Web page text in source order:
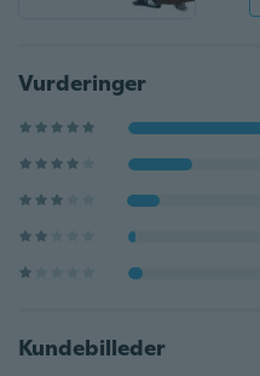
Vurderinger
Kundebilleder